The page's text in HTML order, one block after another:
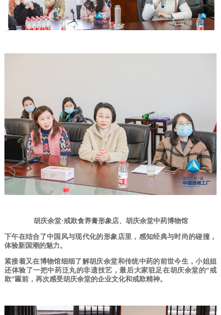
胡庆余堂·戒欺食养膏形象店、 胡庆余堂中药博物馆
下午在结合了中国风与现代化的形象店里，感知经典与时尚的碰撞，
体验新国潮的魅力。
紧接着又在博物馆细细了解胡庆余堂和传统中药的前世今生，小姐姐
还体验了一把中药泛丸的非遗技艺，最后大家驻足在胡庆余堂的“戒
欺”匾前，再次感受胡庆余堂的企业文化和戒欺精神。